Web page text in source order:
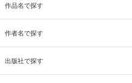
作品名で探す
作者名で探す
出版社で探す